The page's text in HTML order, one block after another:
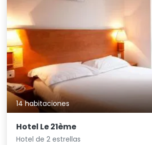
14 habitaciones
Hotel Le 21ème
Hotel de 2 estrellas